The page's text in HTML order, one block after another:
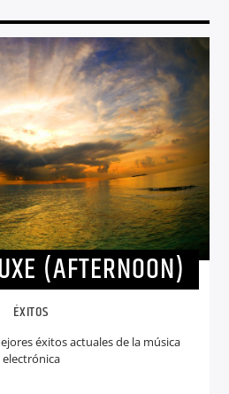
(AFTERNOON)
ÉXITOS
éxitos actuales de la música
electrónica